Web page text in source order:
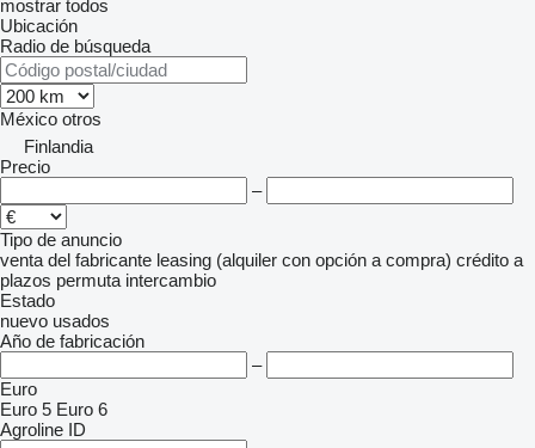
mostrar todos
Ubicación
Radio de búsqueda
México otros
Finlandia
Precio
–
Tipo de anuncio
venta del fabricante leasing (alquiler con opción a compra) crédito a
plazos permuta intercambio
Estado
nuevo usados
Año de fabricación
–
Euro
Euro 5 Euro 6
Agroline ID